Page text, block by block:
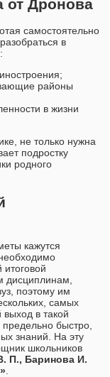
от Дронова
самостоятельно
в
районы
в жизни
не только нужна
подростку
родного
кажутся
итоговой
дисциплинам,
поэтому им
самых
в такой
быстро,
знаний. На эту
школьников
П., Баринова И.